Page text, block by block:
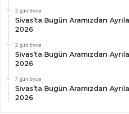
2 gün önce
Sivas’ta Bugün Aramızdan
2026
2 gün önce
Sivas’ta Bugün Aramızdan
2026
7 gün önce
Sivas’ta Bugün Aramızdan
2026